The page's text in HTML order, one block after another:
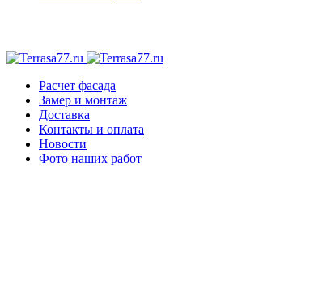
Расчет фасада
Замер и монтаж
Доставка
Контакты и оплата
Новости
Фото наших работ